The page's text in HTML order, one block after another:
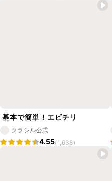
基本で簡単！エビチリ
クラシル公式
4.55(1,638)